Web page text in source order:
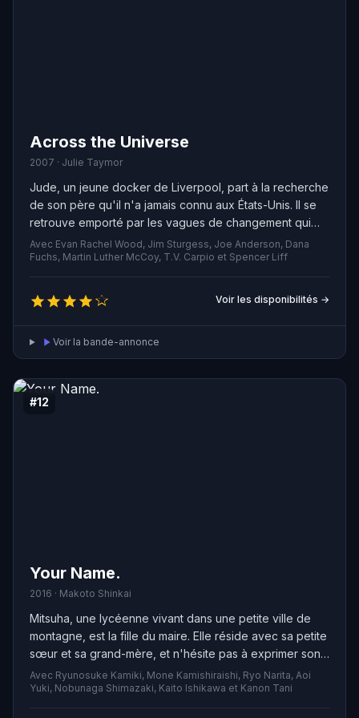
Across the Universe
2007 · Julie Taymor
Jude, un jeune docker de Liverpool, part à la recherche
de son père qu'il n'a jamais connu aux États-Unis. Il se
retrouve emporté par les vagues de changement qui
transforment le pays. Jude tombe amoureux de Lucy,
qui rejoint le mouvement anti-guerre en pleine
expansion. Alors que le nombre de victimes augmente
au Vietnam, les tensions politiques à la maison
deviennent incontrôlables et les amoureux maudits se
retrouvent dans un monde psychédélique devenu fou.
Avec Evan Rachel Wood, Jim Sturgess, Joe Anderson, Dana
Fuchs, Martin Luther McCoy, T.V. Carpio et Spencer Liff
Voir les disponibilités →
Voir la bande-annonce
#12
Your Name.
2016 · Makoto Shinkai
Mitsuha, une lycéenne vivant dans une petite ville de
montagne, est la fille du maire. Elle réside avec sa petite
sœur et sa grand-mère, et n'hésite pas à exprimer son
manque d'intérêt pour les rituels shinto ou les
campagnes électorales de son père. Aspirant à quitter
cette localité ennuyeuse, elle rêve de partir pour la
Avec Ryunosuke Kamiki, Mone Kamishiraishi, Ryo Narita, Aoi
Yuki, Nobunaga Shimazaki, Kaito Ishikawa et Kanon Tani